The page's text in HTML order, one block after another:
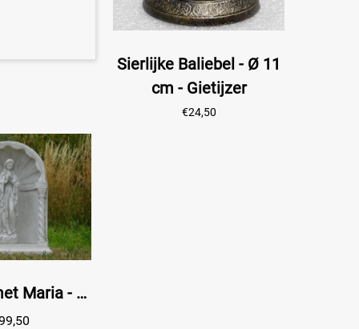
Bidkapel met Maria - volledig van steen - weerbestendig
Sierlijke Baliebel - Ø 11
cm - Gietijzer
€24,50